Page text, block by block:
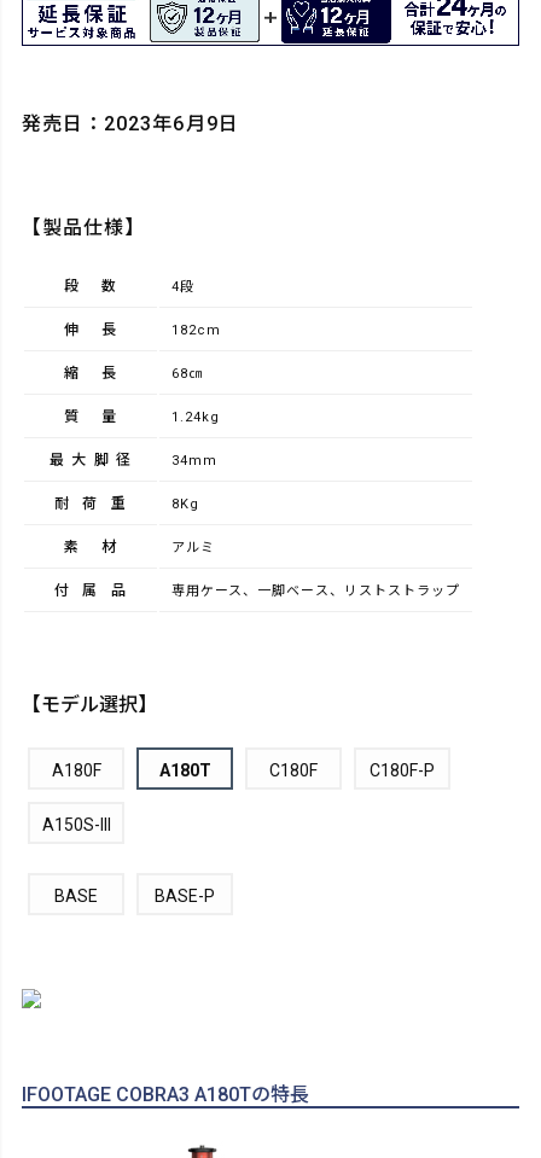
発売日：2023年6月9日
【製品仕様】
段数 4段
伸長 182cm
縮長 68㎝
質量 1.24kg
最大脚径 34mm
耐荷重 8Kg
素材 アルミ
付属品 専用ケース、一脚ベース、リストストラップ
【モデル選択】
A180F A180T C180F C180F-P
A150S-III
BASE BASE-P
IFOOTAGE COBRA3 A180Tの特長